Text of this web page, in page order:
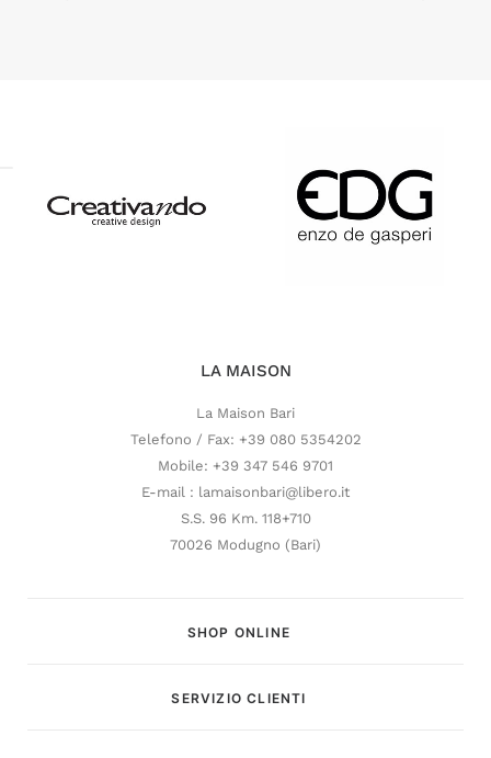
LA MAISON
La Maison Bari
Telefono / Fax: +39 080 5354202
Mobile: +39 347 546 9701
E-mail : lamaisonbari@libero.it
S.S. 96 Km. 118+710
70026 Modugno (Bari)
SHOP ONLINE
SERVIZIO CLIENTI